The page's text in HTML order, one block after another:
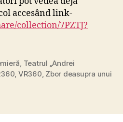
accesând link-
collection/7PZTJ?
, Teatrul „Andrei
, VR360, Zbor deasupra unui